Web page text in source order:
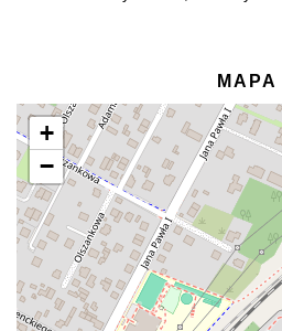
MAPA
+
−